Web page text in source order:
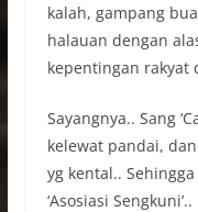
kalah, gampang
halauan dengan
kepentingan
Sayangnya.. Sang
kelewat pandai,
yg kental..
‘Asosiasi